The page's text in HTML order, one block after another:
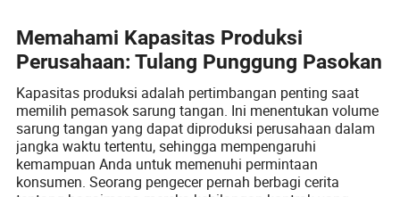
Memahami Kapasitas Produksi
Perusahaan: Tulang Punggung Pasokan
Kapasitas produksi adalah pertimbangan penting saat
memilih pemasok sarung tangan. Ini menentukan volume
sarung tangan yang dapat diproduksi perusahaan dalam
jangka waktu tertentu, sehingga mempengaruhi
kemampuan Anda untuk memenuhi permintaan
konsumen. Seorang pengecer pernah berbagi cerita